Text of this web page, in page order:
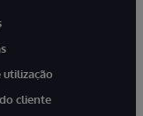
utilização
cliente